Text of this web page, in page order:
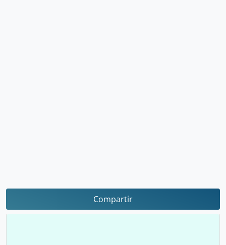
Compartir